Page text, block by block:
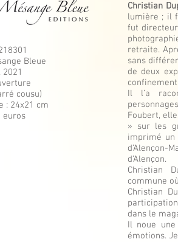
Bleue
cousu)
: 24x21 cm
euros
Christian
lumière ; il
fut
retraite.
sans
de deux
Il l’a
Foubert,
» sur les
imprimé un
d’Alençon-
d’Alençon.
Christian
commune
Christian
dans le
Il noue
émotions.